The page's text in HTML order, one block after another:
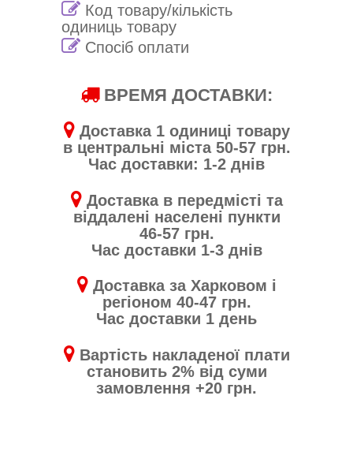
Код товару/кількість
одиниць товару
Спосіб оплати
ВРЕМЯ ДОСТАВКИ:
Доставка 1 одиниці товару
в центральні міста 50-57 грн.
Час доставки: 1-2 днів
Доставка в передмісті та
віддалені населені пункти
46-57 грн.
Час доставки 1-3 днів
Доставка за Харковом і
регіоном 40-47 грн.
Час доставки 1 день
Вартість накладеної плати
становить 2% від суми
замовлення +20 грн.